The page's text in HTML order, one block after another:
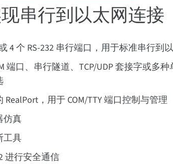
串行到以太网连接
4 个 RS-232 串行端口，用于标准串行到
端口、串行隧道、TCP/UDP 套接字或多
RealPort，用于 COM/TTY 端口控制与管理
仿真
工具
进行安全通信